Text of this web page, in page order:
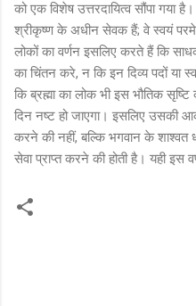
को एक विशेष उत्तरदायित्व सौंपा गया
श्रीकृष्ण के अधीन सेवक हैं; वे स्वयं
लोकों का वर्णन इसलिए करते हैं कि
का चिंतन करे, न कि इन दिव्य पदों या
कि ब्रह्मा का लोक भी इस भौतिक
दिन नष्ट हो जाएगा। इसलिए उसकी
करने की नहीं, बल्कि भगवान के
सेवा प्राप्त करने की होती है। यही इस